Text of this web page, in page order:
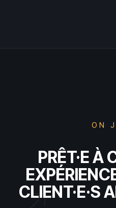
ON
PRÊT·E À
CLIENT·E·S